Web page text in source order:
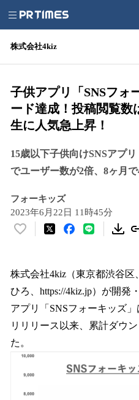
株式会社4kiz
子供アプリ「SNSフォ
ード達成！投稿閲覧数
生に人気急上昇！
15歳以下子供向けSNSアプ
でユーザー数が2倍、8ヶ月で
フォーキッズ
2023年6月22日 11時45分
い
！
数
を
読
み
み
で
株式会社4kiz（東京都渋谷区
ひろ、https://4kiz.jp）が開発
アプリ「SNSフォーキッズ
リリリース以来、累計ダウ
た。